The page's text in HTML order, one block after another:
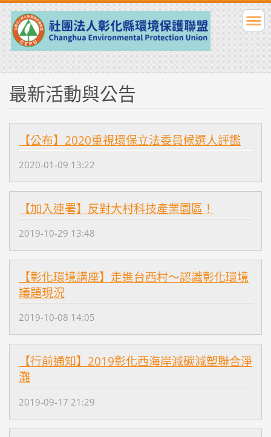
最新活動與公告
【公布】2020重視環保立法委員候選人評鑑
2020-01-09 13:22
【加入連署】反對大村科技產業園區！
2019-10-29 13:48
【彰化環境講座】走進台西村～認識彰化環境
議題現況
2019-10-08 14:05
【行前通知】2019彰化西海岸減碳減塑聯合淨
灘
2019-09-17 21:29